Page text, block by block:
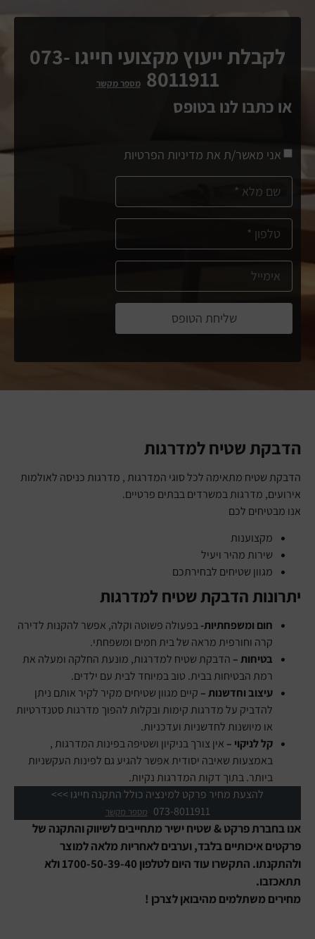
לקבלת ייעוץ מקצועי חייגו 073-
8011911 מספר מקשר
או כתבו לנו בטופס
אני מאשר/ת את מדיניות הפרטיות
שליחת הטופס
הדבקת שטיח למדרגות
הדבקת שטיח מתאימה לכל סוגי המדרגות , מדרגות כניסה לאולמות
אירועים, מדרגות במשרדים בבתים פרטיים.
אנו מבטיחים לכם
מקצוענות
שירות מהיר ויעיל
מגוון שטיחים לבחירתכם
יתרונות הדבקת שטיח למדרגות
חום ומשפחתיות-בפעולה פשוטה וקלה, אפשר להקנות לדירה
קרה וחורפית מראה של בית חמים ומשפחתי.
בטיחות – הדבקת שטיח למדרגות, מונעת החלקה ומעלה את
רמת הבטיחות בבית. טוב במיוחד לבית עם ילדים.
עיצוב וחדשנות – קיים מגוון שטיחים מקיר לקיר אותם ניתן
להדביק על מדרגות קימות ובקלות להפוך מדרגות סטנדרטיות
או מיושנות לחדשניות ועדכניות.
קל לניקוי – אין צורך בניקיון ושטיפה בפינות המדרגות ,
באמצעות שאיבה יסודית אפשר להגיע גם לפינות העקשניות
ביותר. בתוך דקות המדרגות נקיות.
להצעת מחיר פרקט למינציה כולל התקנה חייגו >>>
073-8011911 מספר מקשר
אנו בחברת פרקט & שטיח ישיר מתחייבים לשיווק והתקנה של
פרקטים איכותיים בלבד, וערבים לאחריות מלאה למוצר
ולהתקנתו. התקשרו עוד היום לטלפון 1700-50-39-40 ולא
תתאכזבו.
מחירים משתלמים מהיבואן לצרכן !